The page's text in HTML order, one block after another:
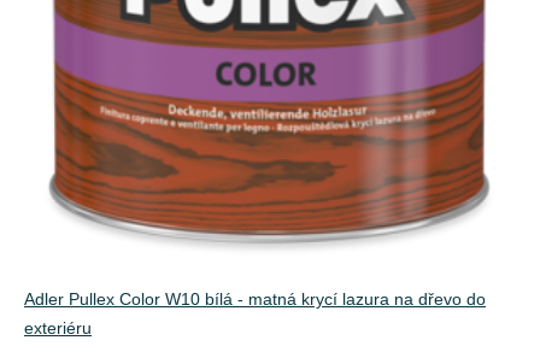
Adler Pullex Color W10 bílá - matná krycí lazura na dřevo do
exteriéru